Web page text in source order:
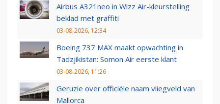
Airbus A321neo in Wizz Air-kleurstelling
beklad met graffiti
03-08-2026, 12:34
Boeing 737 MAX maakt opwachting in
Tadzjikistan: Somon Air eerste klant
03-08-2026, 11:26
Geruzie over officiële naam vliegveld van
Mallorca